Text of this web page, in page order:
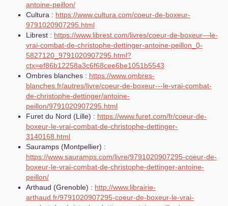
antoine-peillon/
Cultura : https://www.cultura.com/coeur-de-boxeur-
9791020907295.html
Librest : https://www.librest.com/livres/coeur-de-boxeur—le-
vrai-combat-de-christophe-dettinger-antoine-peillon_0-
5827120_9791020907295.html?
ctx=ef86b12258a3c6f68cee6be1051b5543
Ombres blanches : https://www.ombres-
blanches.fr/autres/livre/coeur-de-boxeur---le-vrai-combat-
de-christophe-dettinger/antoine-
peillon/9791020907295.html
Furet du Nord (Lille) : https://www.furet.com/fr/coeur-de-
boxeur-le-vrai-combat-de-christophe-dettinger-
3140168.html
Sauramps (Montpellier) :
https://www.sauramps.com/livre/9791020907295-coeur-de-
boxeur-le-vrai-combat-de-christophe-dettinger-antoine-
peillon/
Arthaud (Grenoble) : http://www.librairie-
arthaud.fr/9791020907295-coeur-de-boxeur-le-vrai-